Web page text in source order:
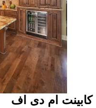
کابینت ام دی اف